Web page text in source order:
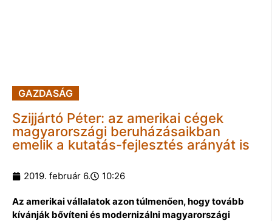
GAZDASÁG
Szijjártó Péter: az amerikai cégek
magyarországi beruházásaikban
emelik a kutatás-fejlesztés arányát is
2019. február 6. 10:26
Az amerikai vállalatok azon túlmenően, hogy tovább
kívánják bővíteni és modernizálni magyarországi